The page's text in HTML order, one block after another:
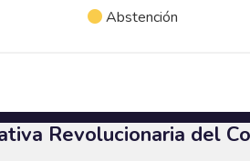
Abstención
Revolucionaria del